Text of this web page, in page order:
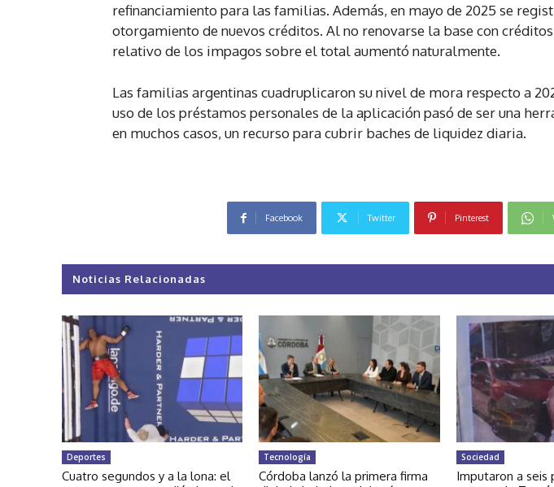
refinanciamiento para las familias. Además, en mayo de 2025 se
otorgamiento de nuevos créditos. Al no renovarse la base con
relativo de los impagos sobre el total aumentó naturalmente.
Las familias argentinas cuadruplicaron su nivel de mora respecto a
uso de los préstamos personales de la aplicación pasó de ser una
en muchos casos, un recurso para cubrir baches de liquidez diaria.
Facebook Twitter Pinterest
Noticias Relacionadas
Deportes
Cuatro segundos y a la lona: el
Tecnología
Córdoba lanzó la primera firma
Sociedad
Imputaron a seis